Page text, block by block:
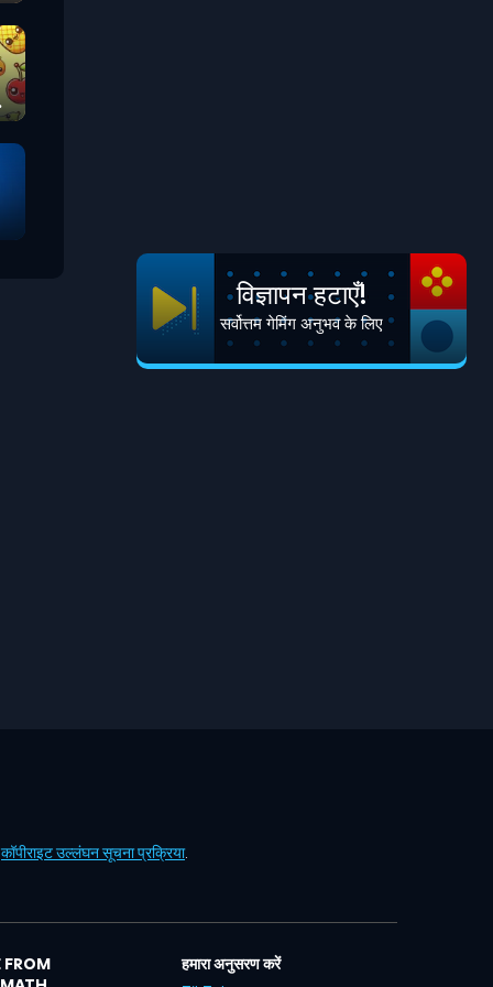
विज्ञापन हटाएँ!
सर्वोत्तम गेमिंग अनुभव के लिए
कॉपीराइट उल्लंघन सूचना प्रक्रिया.
FROM
हमारा अनुसरण करें